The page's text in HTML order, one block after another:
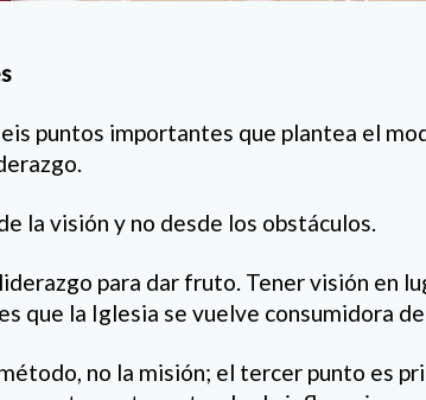
puntos importantes que plantea el
la visión y no desde los obstáculos.
para dar fruto. Tener visión en
que la Iglesia se vuelve consumidora
no la misión; el tercer punto es